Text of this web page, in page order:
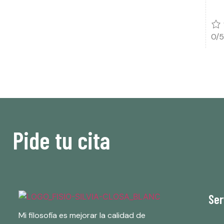
0/
Pide tu cita
Mi filosofía es mejorar la calidad de